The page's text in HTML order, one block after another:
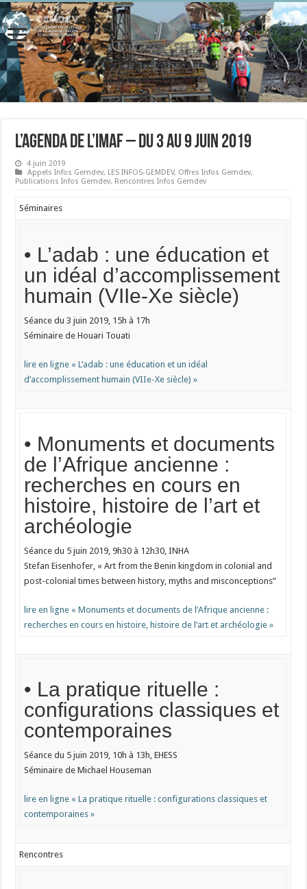
L’Agenda de l’IMAF – Du 3 au 9 juin 2019
4 juin 2019
Appels Infos Gemdev, LES INFOS-GEMDEV, Offres Infos Gemdev,
Publications Infos Gemdev, Rencontres Infos Gemdev
Séminaires
• L’adab : une éducation et
un idéal d’accomplissement
humain (VIIe-Xe siècle)
Séance du 3 juin 2019, 15h à 17h
Séminaire de Houari Touati
lire en ligne « L’adab : une éducation et un idéal
d’accomplissement humain (VIIe-Xe siècle) »
• Monuments et documents
de l’Afrique ancienne :
recherches en cours en
histoire, histoire de l’art et
archéologie
Séance du 5 juin 2019, 9h30 à 12h30, INHA
Stefan Eisenhofer, « Art from the Benin kingdom in colonial and
post-colonial times between history, myths and misconceptions”
lire en ligne « Monuments et documents de l’Afrique ancienne :
recherches en cours en histoire, histoire de l’art et archéologie »
• La pratique rituelle :
configurations classiques et
contemporaines
Séance du 5 juin 2019, 10h à 13h, EHESS
Séminaire de Michael Houseman
lire en ligne « La pratique rituelle : configurations classiques et
contemporaines »
Rencontres